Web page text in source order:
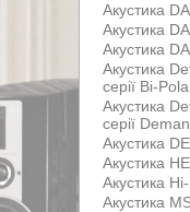
Акустика
Акустика
Акустика
Акустика
серії Bi-
Акустика
серії
Акустика
Акустика
Акустика
Акустика